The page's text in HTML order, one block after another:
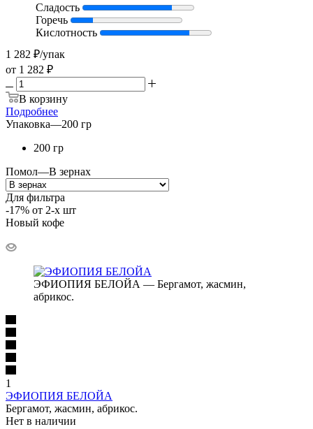
Сладость
Горечь
Кислотность
1 282 ₽/упак
от 1 282 ₽
В корзину
Подробнее
Упаковка—200 гр
200 гр
Помол—В зернах
Для фильтра
-17% от 2-х шт
Новый кофе
ЭФИОПИЯ БЕЛОЙА — Бергамот, жасмин,
абрикос.
1
ЭФИОПИЯ БЕЛОЙА
Бергамот, жасмин, абрикос.
Нет в наличии